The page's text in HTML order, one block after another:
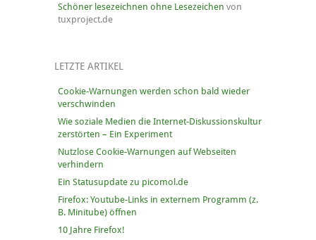
Schöner lesezeichnen ohne Lesezeichen von
tuxproject.de
LETZTE ARTIKEL
Cookie-Warnungen werden schon bald wieder
verschwinden
Wie soziale Medien die Internet-Diskussionskultur
zerstörten – Ein Experiment
Nutzlose Cookie-Warnungen auf Webseiten
verhindern
Ein Statusupdate zu picomol.de
Firefox: Youtube-Links in externem Programm (z.
B. Minitube) öffnen
10 Jahre Firefox!